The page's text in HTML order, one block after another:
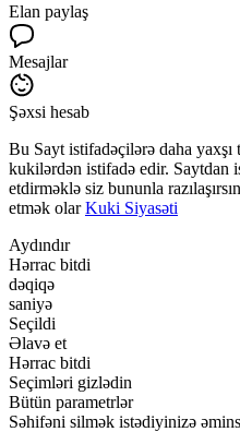
Elan paylaş
Mesajlar
Şəxsi hesab
Bu Sayt istifadəçilərə daha
kukilərdən istifadə edir. Saytdan
etdirməklə siz bununla
etmək olarKuki Siyasəti
Aydındır
Hərrac bitdi
dəqiqə
saniyə
Seçildi
Əlavə et
Hərrac bitdi
Seçimləri gizlədin
Bütün parametrlər
Səhifəni silmək istədiyinizə